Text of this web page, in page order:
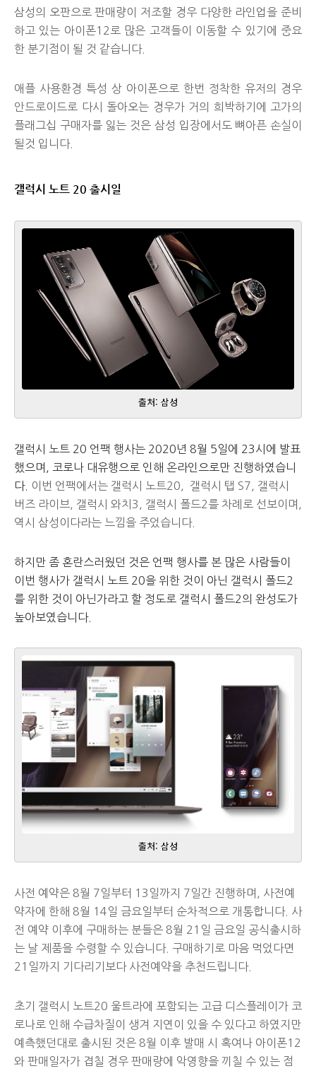
삼성의 오판으로 판매량이 저조할 경우 다양한 라인업을 준비
하고 있는 아이폰12로 많은 고객들이 이동할 수 있기에 중요
한 분기점이 될 것 같습니다.
애플 사용환경 특성 상 아이폰으로 한번 정착한 유저의 경우
안드로이드로 다시 돌아오는 경우가 거의 희박하기에 고가의
플래그십 구매자를 잃는 것은 삼성 입장에서도 뼈아픈 손실이
될것 입니다.
갤럭시 노트 20 출시일
출처: 삼성
갤럭시 노트 20 언팩 행사는 2020년 8월 5일에 23시에 발표
했으며, 코로나 대유행으로 인해 온라인으로만 진행하였습니
다.
이번 언팩에서는 갤럭시 노트20, 갤럭시 탭 S7, 갤럭시
버즈 라이브, 갤럭시 와치3, 갤럭시 폴드2를 차례로 선보이며,
역시 삼성이다라는 느낌을 주었습니다.
하지만 좀 혼란스러웠던 것은 언팩 행사를 본 많은 사람들이
이번 행사가 갤럭시 노트 20을 위한 것이 아닌 갤럭시 폴드2
를 위한 것이 아닌가라고 할 정도로 갤럭시 폴드2의 완성도가
높아보였습니다.
출처: 삼성
사전 예약은 8월 7일부터 13일까지 7일간 진행하며, 사전예
약자에 한해 8월 14일 금요일부터 순차적으로 개통합니다. 사
전 예약 이후에 구매하는 분들은 8월 21일 금요일 공식출시하
는 날 제품을 수령할 수 있습니다. 구매하기로 마음 먹었다면
21일까지 기다리기보다 사전예약을 추천드립니다.
초기 갤럭시 노트20 울트라에 포함되는 고급 디스플레이가 코
로나로 인해 수급차질이 생겨 지연이 있을 수 있다고 하였지만
예측했던대로 출시된 것은 8월 이후 발매 시 혹여나 아이폰12
와 판매일자가 겹칠 경우 판매량에 악영향을 끼칠 수 있는 점